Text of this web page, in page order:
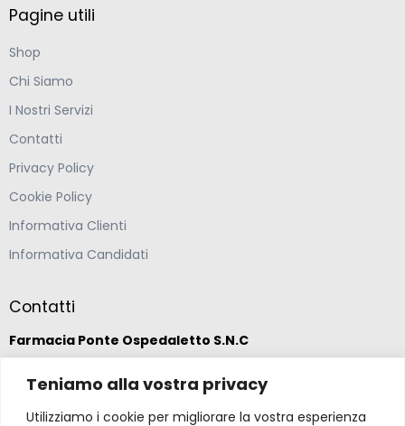
Teniamo alla vostra privacy
Utilizziamo i cookie per migliorare la vostra esperienza
Pagine utili
Shop
Chi Siamo
I Nostri Servizi
Contatti
Privacy Policy
Cookie Policy
Informativa Clienti
Informativa Candidati
Contatti
Farmacia Ponte Ospedaletto S.N.C
Via della Solidarietà 2,
47020 Longiano, Forlì-Cesena